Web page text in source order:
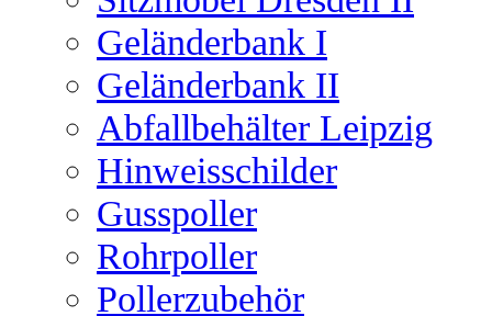
Geländerbank I
Geländerbank II
Abfallbehälter Leipzig
Hinweisschilder
Gusspoller
Rohrpoller
Pollerzubehör